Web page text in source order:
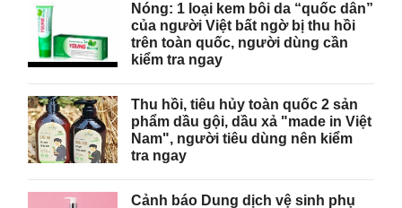
Nóng: 1 loại kem bôi da “quốc dân”
của người Việt bất ngờ bị thu hồi
trên toàn quốc, người dùng cần
kiểm tra ngay
Thu hồi, tiêu hủy toàn quốc 2 sản
phẩm dầu gội, dầu xả "made in Việt
Nam", người tiêu dùng nên kiểm
tra ngay
Cảnh báo Dung dịch vệ sinh phụ